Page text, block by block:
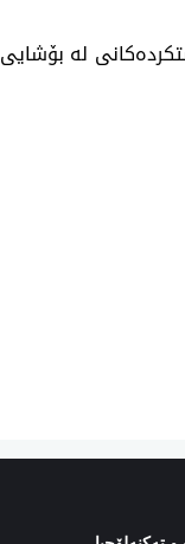
لە بۆشایی